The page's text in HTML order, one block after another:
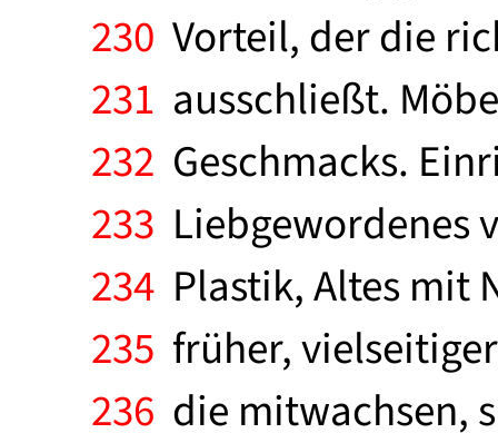
230 Vorteil, der die
231 ausschließt.
232 Geschmacks.
233 Liebgewordenes
234 Plastik, Altes mit
235 früher,
236 die mitwachsen,